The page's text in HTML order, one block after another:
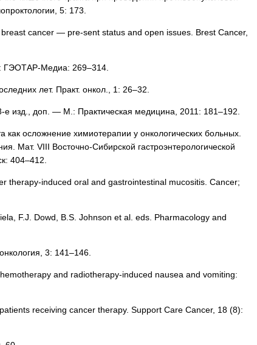
5: 173.
cancer — pre­‑sent status and open issues. Brest Cancer,
ГЭОТАР-Медиа: 269–314.
лет. Практ. онкол., 1: 26–32.
изд., доп. — М.: Практическая медицина, 2011: 181–192.
осложнение химиотерапии у онкологических больных.
Мат. VIII Восточно-Сибирской гастроэнтерологической
404–412.
therapy-induced oral and gastrointestinal mucositis. Cancer;
F.J. Dowd, B.S. Johnson et al. eds. Pharmacology and
3: 141–146.
and radiotherapy-induced nausea and vomi­ting:
recei­ving cancer therapy. Support Care Cancer, 18 (8):